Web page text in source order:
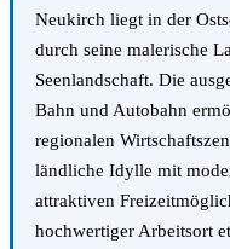
Neukirch liegt in der
durch seine malerische
Seenlandschaft. Die
Bahn und Autobahn
regionalen
ländliche Idylle mit
attraktiven
hochwertiger Arbeitsort